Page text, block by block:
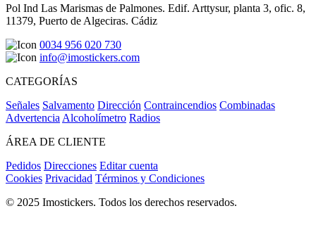
Pol Ind Las Marismas de Palmones. Edif. Arttysur, planta 3, ofic. 8,
11379, Puerto de Algeciras. Cádiz
0034 956 020 730
info@imostickers.com
CATEGORÍAS
Señales Salvamento Dirección Contraincendios Combinadas
Advertencia Alcoholímetro Radios
ÁREA DE CLIENTE
Pedidos Direcciones Editar cuenta
Cookies Privacidad Términos y Condiciones
© 2025 Imostickers. Todos los derechos reservados.